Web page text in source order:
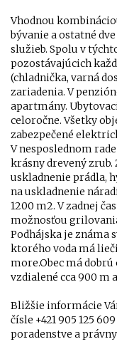
Vhodnou
bývanie a ostatné
služieb. Spolu v
pozostávajúcich
(chladnička, varná
zariadenia. V
apartmány.
celoročne. Všetky
zabezpečené
V nesposlednom
krásny drevený
uskladnenie prádla,
na uskladnenie
1200 m2. V zadnej
možnosťou
Podhájska je
ktorého voda má
more.Obec má
vzdialené cca 900 m
Bližšie informácie
čísle +421 905 125
poradenstve a